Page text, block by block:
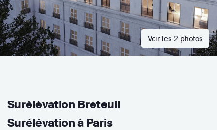
Voir les 2 photos
Surélévation Breteuil
Surélévation à Paris